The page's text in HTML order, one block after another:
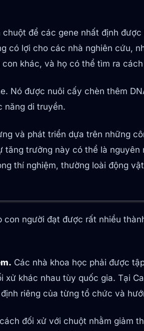
để các gene nhất định
có lợi cho các nhà nghiên cứu,
khác, và họ có thể tìm ra
Nó được nuôi cấy chèn thêm
năng di truyền.
và phát triển dựa trên những
tăng trưởng này có thể là
thí nghiệm, thường loài động
người đạt được rất nhiều
Các nhà khoa học phải được
xử khác nhau tùy quốc gia. Tại
riêng của từng tổ chức và
đối xử với chuột nhằm giảm